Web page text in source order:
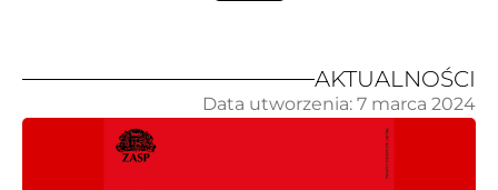
AKTUALNOŚCI
Data utworzenia: 7 marca 2024